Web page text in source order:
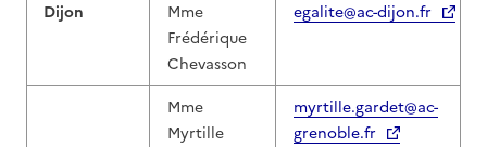
Dijon
Mme
Frédérique
Chevasson
egalite@ac-dijon.fr
Mme
Myrtille
myrtille.gardet@ac-
grenoble.fr